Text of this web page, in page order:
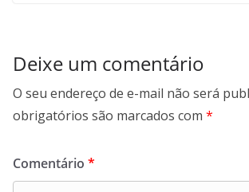
Deixe um comentário
O seu endereço de e-mail não será
obrigatórios são marcados com *
Comentário *